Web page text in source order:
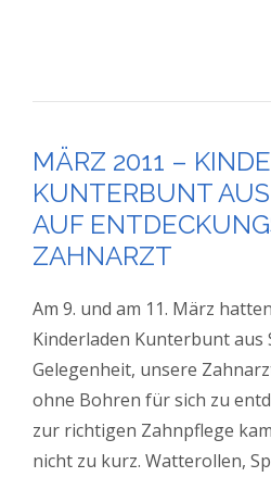
MÄRZ 2011 –
KUNTERBUNT
AUF
ZAHNARZT
Am 9. und am 11. März
Kinderladen Kunterbunt aus
Gelegenheit, unsere
ohne Bohren für sich zu
zur richtigen Zahnpflege
nicht zu kurz. Watterollen,